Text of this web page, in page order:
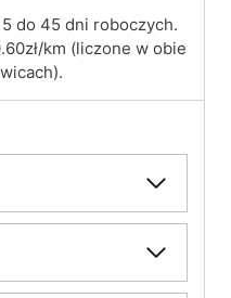
do 45 dni roboczych.
km (liczone w obie